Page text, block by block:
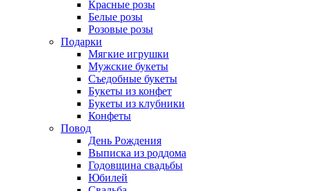
Красные розы
Белые розы
Розовые розы
Подарки
Мягкие игрушки
Мужские букеты
Съедобные букеты
Букеты из конфет
Букеты из клубники
Конфеты
Повод
День Рождения
Выписка из роддома
Годовщина свадьбы
Юбилей